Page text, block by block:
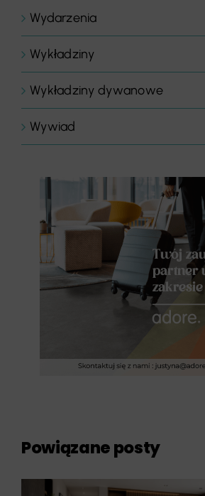
Wydarzenia
Wykładziny
Wykładziny dywanowe
Wywiad
Powiązane posty